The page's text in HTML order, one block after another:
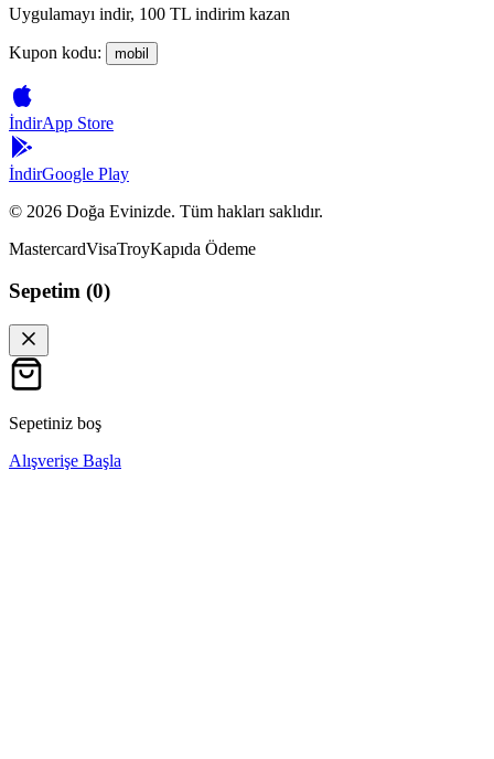
Uygulamayı indir, 100 TL indirim kazan
Kupon kodu: mobil
İndirApp Store
İndirGoogle Play
© 2026 Doğa Evinizde. Tüm hakları saklıdır.
MastercardVisaTroyKapıda Ödeme
Sepetim (0)
Sepetiniz boş
Alışverişe Başla